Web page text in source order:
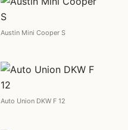
Austin Mini Cooper S
Auto Union DKW F 12